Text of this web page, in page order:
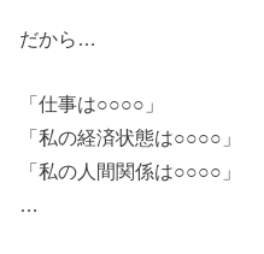
だから…
「仕事は○○○○」
「私の経済状態は○○○○」
「私の人間関係は○○○○」
…